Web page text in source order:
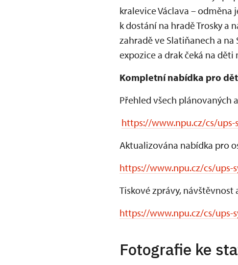
kralevice Václava –
k dostání na hradě Trosky a
zahradě ve Slatiňanech a na
expozice a drak čeká na
Kompletní nabídka pro
Přehled všech plánovaných
https://www.npu.cz/cs/
Aktualizována nabídka pro
https://www.npu.cz/cs/ups-
Tiskové zprávy,
https://www.npu.cz/cs/ups-
Fotografie ke